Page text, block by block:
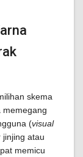
skema
memegang
(visual
atau
memicu